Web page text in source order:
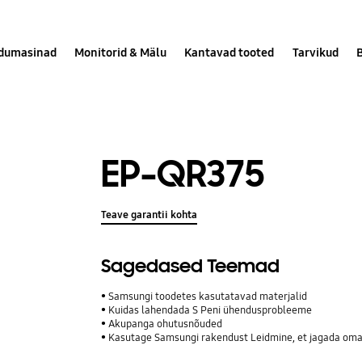
Monitorid & Mälu Kantavad tooted Tarvikud
EP-QR375
Teave garantii kohta
Sagedased Teemad
Samsungi toodetes kasutatavad materjalid
Kuidas lahendada S Peni ühendusprobleeme
Akupanga ohutusnõuded
Kasutage Samsungi rakendust Leidmine, et jagada